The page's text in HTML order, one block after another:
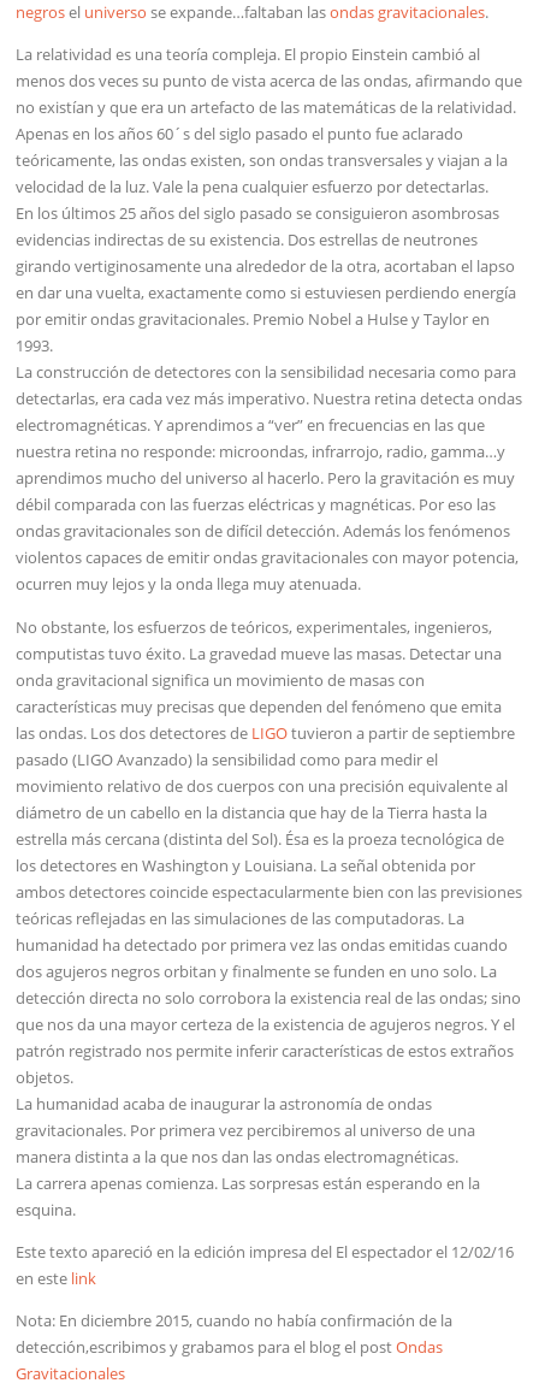
negrosel universo se expande…faltaban lasondas gravitacionales.
La relatividad es una teoría compleja. El propio Einstein cambió al
menos dos veces su punto de vista acerca de las ondas, afirmando que
no existían y que era un artefacto de las matemáticas de la relatividad.
Apenas en los años 60´s del siglo pasado el punto fue aclarado
teóricamente, las ondas existen, son ondas transversales y viajan a la
velocidad de la luz. Vale la pena cualquier esfuerzo por detectarlas.
En los últimos 25 años del siglo pasado se consiguieron asombrosas
evidencias indirectas de su existencia. Dos estrellas de neutrones
girando vertiginosamente una alrededor de la otra, acortaban el lapso
en dar una vuelta, exactamente como si estuviesen perdiendo energía
por emitir ondas gravitacionales. Premio Nobel a Hulse y Taylor en
1993.
La construcción de detectores con la sensibilidad necesaria como para
detectarlas, era cada vez más imperativo. Nuestra retina detecta ondas
electromagnéticas. Y aprendimos a “ver” en frecuencias en las que
nuestra retina no responde: microondas, infrarrojo, radio, gamma…y
aprendimos mucho del universo al hacerlo. Pero la gravitación es muy
débil comparada con las fuerzas eléctricas y magnéticas. Por eso las
ondas gravitacionales son de difícil detección. Además los fenómenos
violentos capaces de emitir ondas gravitacionales con mayor potencia,
ocurren muy lejos y la onda llega muy atenuada.
No obstante, los esfuerzos de teóricos, experimentales, ingenieros,
computistas tuvo éxito. La gravedad mueve las masas. Detectar una
onda gravitacional significa un movimiento de masas con
características muy precisas que dependen del fenómeno que emita
las ondas. Los dos detectores de LIGOtuvieron a partir de septiembre
pasado (LIGO Avanzado) la sensibilidad como para medir el
movimiento relativo de dos cuerpos con una precisión equivalente al
diámetro de un cabello en la distancia que hay de la Tierra hasta la
estrella más cercana (distinta del Sol). Ésa es la proeza tecnológica de
los detectores en Washington y Louisiana. La señal obtenida por
ambos detectores coincide espectacularmente bien con las previsiones
teóricas reflejadas en las simulaciones de las computadoras. La
humanidad ha detectado por primera vez las ondas emitidas cuando
dos agujeros negros orbitan y finalmente se funden en uno solo. La
detección directa no solo corrobora la existencia real de las ondas; sino
que nos da una mayor certeza de la existencia de agujeros negros. Y el
patrón registrado nos permite inferir características de estos extraños
objetos.
La humanidad acaba de inaugurar la astronomía de ondas
gravitacionales. Por primera vez percibiremos al universo de una
manera distinta a la que nos dan las ondas electromagnéticas.
La carrera apenas comienza. Las sorpresas están esperando en la
esquina.
Este texto apareció en la edición impresa del El espectador el 12/02/16
en este link
Nota: En diciembre 2015, cuando no había confirmación de la
detección,escribimos y grabamos para el blog el postOndas
Gravitacionales